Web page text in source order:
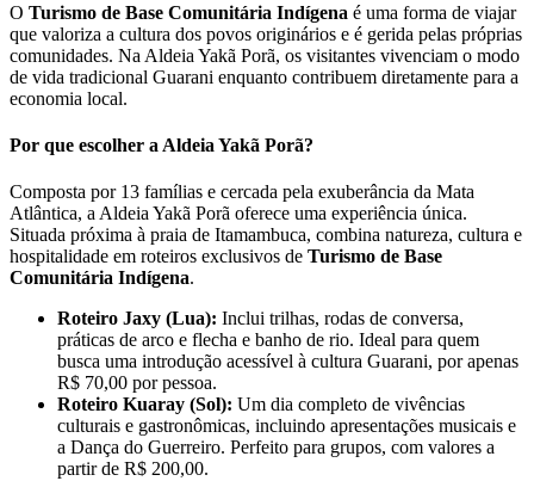
O Turismo de Base Comunitária Indígena é uma forma de viajar
que valoriza a cultura dos povos originários e é gerida pelas próprias
comunidades. Na Aldeia Yakã Porã, os visitantes vivenciam o modo
de vida tradicional Guarani enquanto contribuem diretamente para a
economia local.
Por que escolher a Aldeia Yakã Porã?
Composta por 13 famílias e cercada pela exuberância da Mata
Atlântica, a Aldeia Yakã Porã oferece uma experiência única.
Situada próxima à praia de Itamambuca, combina natureza, cultura e
hospitalidade em roteiros exclusivos de Turismo de Base
Comunitária Indígena.
Roteiro Jaxy (Lua): Inclui trilhas, rodas de conversa,
práticas de arco e flecha e banho de rio. Ideal para quem
busca uma introdução acessível à cultura Guarani, por apenas
R$ 70,00 por pessoa.
Roteiro Kuaray (Sol): Um dia completo de vivências
culturais e gastronômicas, incluindo apresentações musicais e
a Dança do Guerreiro. Perfeito para grupos, com valores a
partir de R$ 200,00.